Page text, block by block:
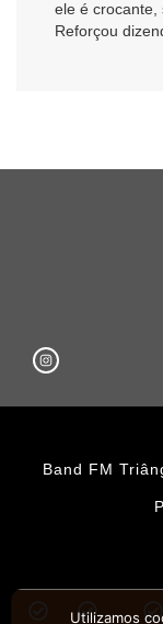
ele é crocante,
Reforçou
Band FM
Utilizamos